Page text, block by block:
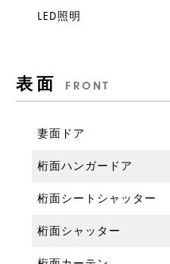
このまま
LED照明
表面 FRONT
妻面ドア
桁面ハンガードア
桁面シートシャッター
桁面シャッター